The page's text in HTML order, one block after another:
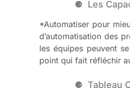
Les
*Automatiser pour
d’automatisation des
les équipes peuvent
point qui fait réfléchir
Tableau